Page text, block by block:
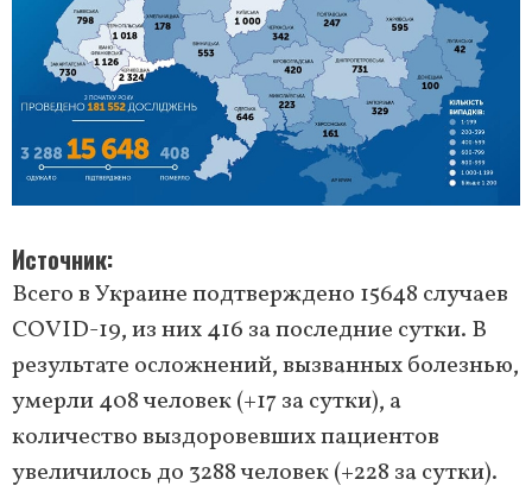
Источник
Всего в Украине подтверждено 15648 случаев
COVID-19, из них 416 за последние сутки. В
результате осложнений, вызванных болезнью,
умерли 408 человек (+17 за сутки), а
количество выздоровевших пациентов
увеличилось до 3288 человек (+228 за сутки).